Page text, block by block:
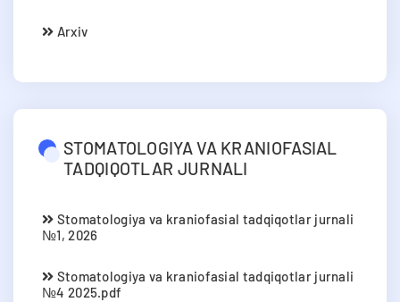
Arxiv
STOMATOLOGIYA VA KRANIOFASIAL
TADQIQOTLAR JURNALI
Stomatologiya va kraniofasial tadqiqotlar jurnali
№1, 2026
Stomatologiya va kraniofasial tadqiqotlar jurnali
№4 2025.pdf